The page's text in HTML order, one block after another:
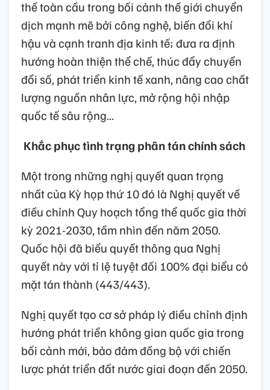
thế toàn cầu trong bối cảnh thế giới chuyển
dịch mạnh mẽ bởi công nghệ, biến đổi khí
hậu và cạnh tranh địa kinh tế; đưa ra định
hướng hoàn thiện thể chế, thúc đẩy chuyển
đổi số, phát triển kinh tế xanh, nâng cao chất
lượng nguồn nhân lực, mở rộng hội nhập
quốc tế sâu rộng...
Khắc phục tình trạng phân tán chính sách
Một trong những nghị quyết quan trọng
nhất của Kỳ họp thứ 10 đó là Nghị quyết về
điều chỉnh Quy hoạch tổng thể quốc gia thời
kỳ 2021-2030, tầm nhìn đến năm 2050.
Quốc hội đã biểu quyết thông qua Nghị
quyết này với tỉ lệ tuyệt đối 100% đại biểu có
mặt tán thành (443/443).
Nghị quyết tạo cơ sở pháp lý điều chỉnh định
hướng phát triển không gian quốc gia trong
bối cảnh mới, bảo đảm đồng bộ với chiến
lược phát triển đất nước giai đoạn đến 2050.